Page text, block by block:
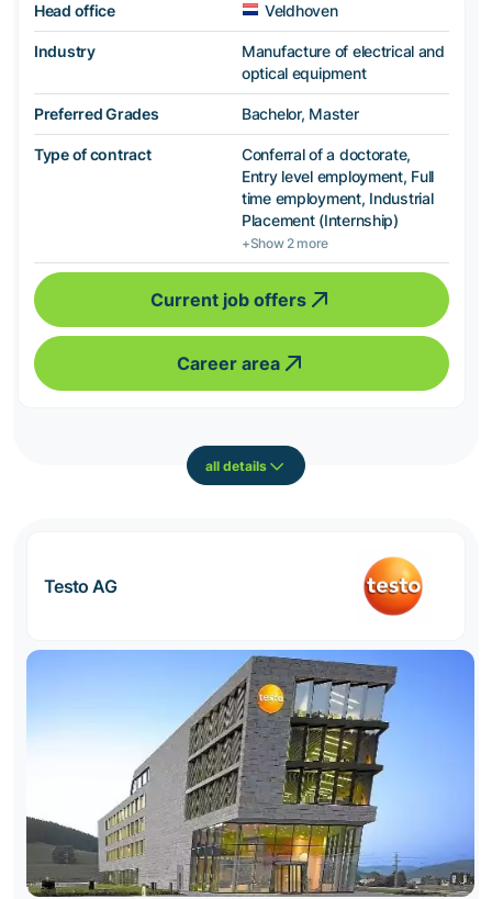
Head office Veldhoven
Industry
Manufacture of electrical and
optical equipment
Preferred Grades Bachelor, Master
Type of contract
Conferral of a doctorate,
Entry level employment, Full
time employment, Industrial
Placement (Internship)
+Show 2 more
Current job offers
Career area
all details
Testo AG